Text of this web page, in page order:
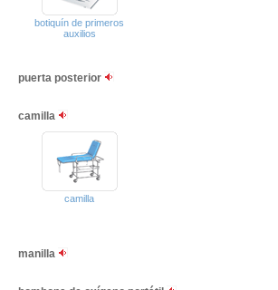
botiquín de primeros
auxilios
puerta posterior
camilla
camilla
manilla